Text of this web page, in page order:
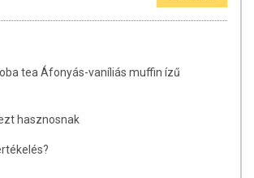
tea Áfonyás-vaníliás muffin ízű
hasznosnak